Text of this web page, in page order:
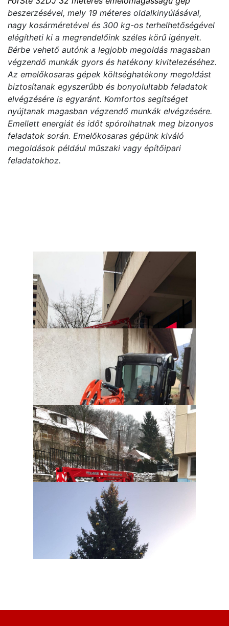
beszerzésével, mely 19 méteres oldalkinyúlásával,
nagy kosárméretével és 300 kg-os terhelhetőségével
elégítheti ki a megrendelőink széles körű igényeit.
Bérbe vehető autónk a legjobb megoldás magasban
végzendő munkák gyors és hatékony kivitelezéséhez.
Az emelőkosaras gépek költséghatékony megoldást
biztosítanak egyszerűbb és bonyolultabb feladatok
elvégzésére is egyaránt. Komfortos segítséget
nyújtanak magasban végzendő munkák elvégzésére.
Emellett energiát és időt spórolhatnak meg bizonyos
feladatok során. Emelőkosaras gépünk kiváló
megoldások például műszaki vagy építőipari
feladatokhoz.